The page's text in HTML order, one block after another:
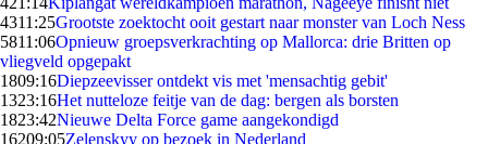
4311:25Grootste zoektocht ooit gestart naar monster van Loch Ness
5811:06Opnieuw groepsverkrachting op Mallorca: drie Britten op
vliegveld opgepakt
1809:16Diepzeevisser ontdekt vis met 'mensachtig gebit'
1323:16Het nutteloze feitje van de dag: bergen als borsten
1823:42Nieuwe Delta Force game aangekondigd
16209:05Zelenskyy op bezoek in Nederland